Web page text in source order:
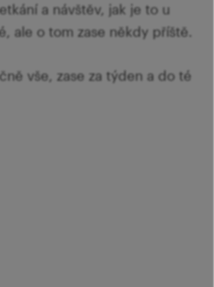
a návštěv, jak je to u
ale o tom zase někdy příště.
vše, zase za týden a do té